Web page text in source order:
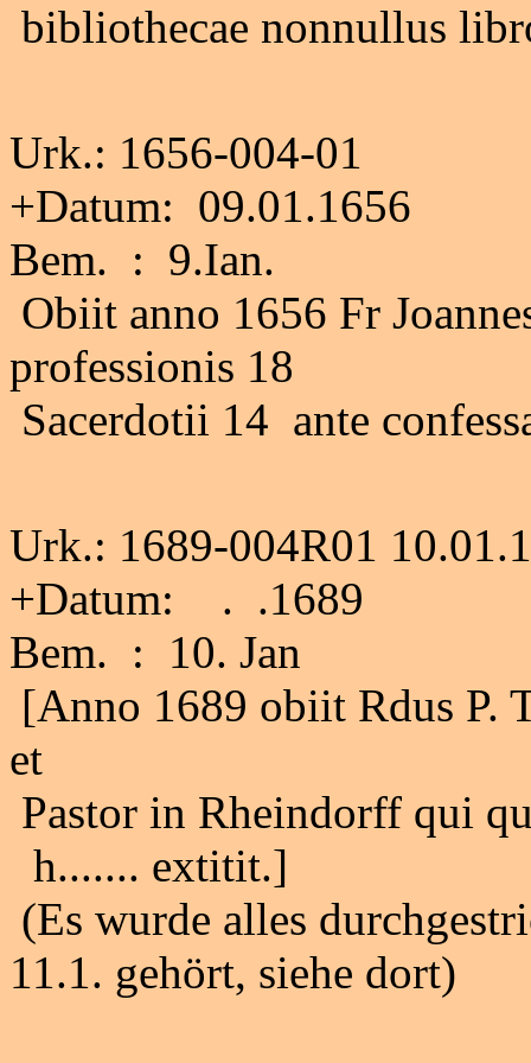
bibliothecae nonnullus
Urk.: 1656-004-01
+Datum: 09.01.1656
Bem. : 9.Ian.
Obiit anno 1656 Fr
professionis 18
Sacerdotii 14 ante
Urk.: 1689-004R01
+Datum: . .1689
Bem. : 10. Jan
[Anno 1689 obiit Rdus P.
et
Pastor in Rheindorff qui
h....... extitit.]
(Es wurde alles
11.1. gehört, siehe dort)